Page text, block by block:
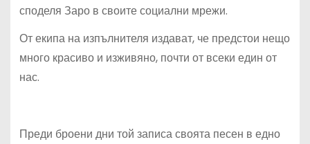
споделя Заро в своите социални мрежи.
От екипа на изпълнителя издават, че предстои нещо
много красиво и изживяно, почти от всеки един от
нас.
Преди броени дни той записа своята песен в едно